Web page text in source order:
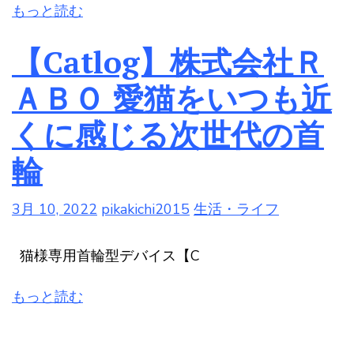
もっと読む
【Catlog】株式会社Ｒ
ＡＢＯ 愛猫をいつも近
くに感じる次世代の首
輪
3月 10, 2022 pikakichi2015 生活・ライフ
猫様専用首輪型デバイス【C
もっと読む